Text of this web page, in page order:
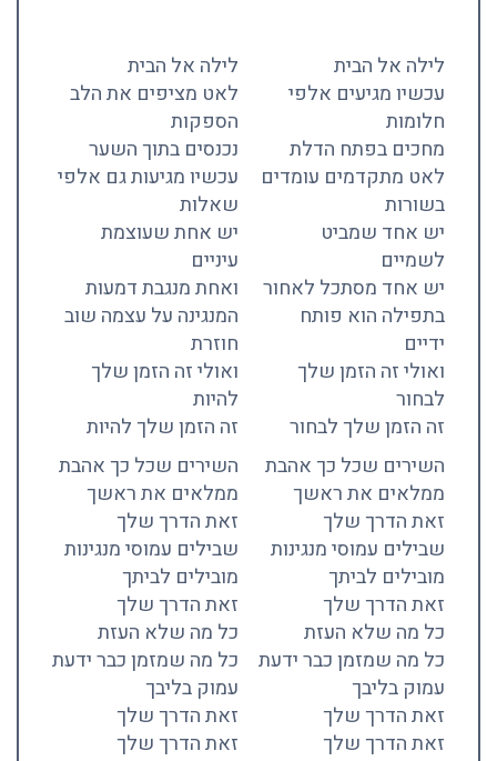
לילה אל הבית
עכשיו מגיעים אלפי
חלומות
מחכים בפתח הדלת
לאט מתקדמים עומדים
בשורות
יש אחד שמביט
לשמיים
יש אחד מסתכל לאחור
בתפילה הוא פותח
ידיים
ואולי זה הזמן שלך
לבחור
זה הזמן שלך לבחור
השירים שכל כך אהבת
ממלאים את ראשך
זאת הדרך שלך
שבילים עמוסי מנגינות
מובילים לביתך
זאת הדרך שלך
כל מה שלא העזת
כל מה שמזמן כבר ידעת
עמוק בליבך
זאת הדרך שלך
זאת הדרך שלך
לילה אל הבית
לאט מציפים את הלב
הספקות
נכנסים בתוך השער
עכשיו מגיעות גם אלפי
שאלות
יש אחת שעוצמת
עיניים
ואחת מנגבת דמעות
המנגינה על עצמה שוב
חוזרת
ואולי זה הזמן שלך
להיות
זה הזמן שלך להיות
השירים שכל כך אהבת
ממלאים את ראשך
זאת הדרך שלך
שבילים עמוסי מנגינות
מובילים לביתך
זאת הדרך שלך
כל מה שלא העזת
כל מה שמזמן כבר ידעת
עמוק בליבך
זאת הדרך שלך
זאת הדרך שלך